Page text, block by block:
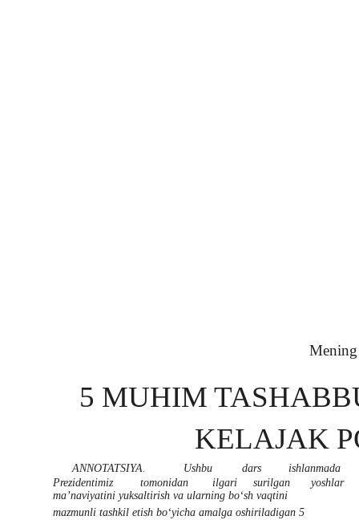
ANNOTATSIYA. Ushbu dars
ishlanmada
Prezidentimiz
tomonidan ilgari surilgan
yoshlar
ma’naviyatini yuksaltirish va ularning bo‘sh vaqtini
mazmunli tashkil etish bo‘yicha amalga oshiriladigan 5
5 MUHIM
KELAJAK